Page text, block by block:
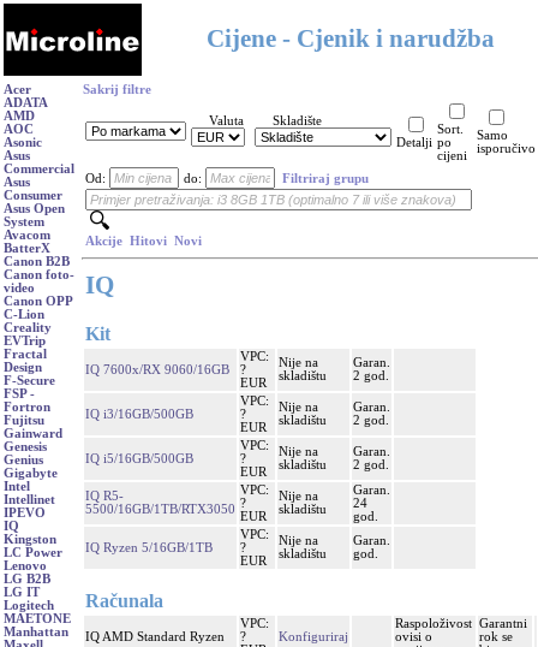
Cijene - Cjenik i narudžba
Acer
ADATA
AMD
AOC
Asonic
Asus
Commercial
Asus
Consumer
Asus Open
System
Avacom
BatterX
Canon B2B
Canon foto-
video
Canon OPP
C-Lion
Creality
EVTrip
Fractal
Design
F-Secure
FSP -
Fortron
Fujitsu
Gainward
Genesis
Genius
Gigabyte
Intel
Intellinet
IPEVO
IQ
Kingston
LC Power
Lenovo
LG B2B
LG IT
Logitech
MAETONE
Manhattan
Sakrij filtre
Valuta
Skladište
Detalji
Sort.
po
cijeni
Samo
isporučivo
Od: do: Filtriraj grupu
Akcije Hitovi Novi
IQ
Kit
IQ 7600x/RX 9060/16GB
VPC:
?
EUR
Nije na
skladištu
Garan.
2 god.
IQ i3/16GB/500GB
VPC:
?
EUR
Nije na
skladištu
Garan.
2 god.
IQ i5/16GB/500GB
VPC:
?
EUR
Nije na
skladištu
Garan.
2 god.
IQ R5-
5500/16GB/1TB/RTX3050
VPC:
?
EUR
Nije na
skladištu
Garan.
24
god.
IQ Ryzen 5/16GB/1TB
VPC:
?
EUR
Nije na
skladištu
Garan.
god.
Računala
IQ AMD Standard Ryzen
VPC:
?
Konfiguriraj
Raspoloživost
ovisi o
Garantni
rok se